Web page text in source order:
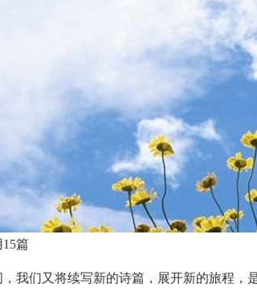
篇
我们又将续写新的诗篇，展开新的旅程，